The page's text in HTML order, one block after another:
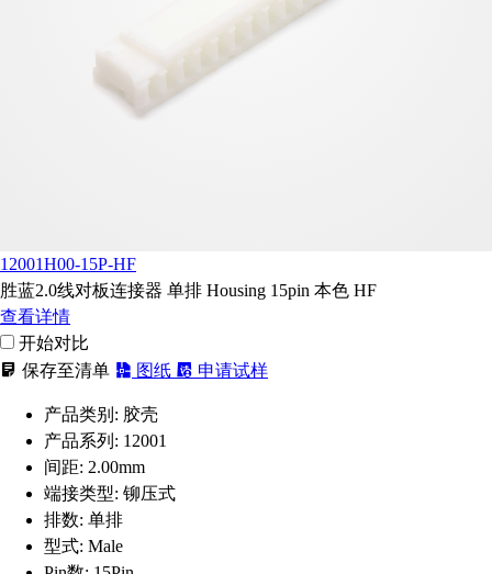
12001H00-15P-HF
胜蓝2.0线对板连接器 单排 Housing 15pin 本色 HF
查看详情
开始对比
保存至清单
图纸 申请试样
产品类别: 胶壳
产品系列: 12001
间距: 2.00mm
端接类型: 铆压式
排数: 单排
型式: Male